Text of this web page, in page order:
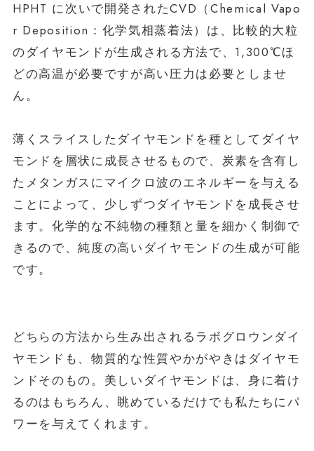
HPHT に次いで開発されたCVD（Chemical Vapo
r Deposition：化学気相蒸着法）は、比較的大粒
のダイヤモンドが生成される方法で、1,300℃ほ
どの高温が必要ですが高い圧力は必要としませ
ん。
薄くスライスしたダイヤモンドを種としてダイヤ
モンドを層状に成長させるもので、炭素を含有し
たメタンガスにマイクロ波のエネルギーを与える
ことによって、少しずつダイヤモンドを成長させ
ます。化学的な不純物の種類と量を細かく制御で
きるので、純度の高いダイヤモンドの生成が可能
です。
どちらの方法から生み出されるラボグロウンダイ
ヤモンドも、物質的な性質やかがやきはダイヤモ
ンドそのもの。美しいダイヤモンドは、身に着け
るのはもちろん、眺めているだけでも私たちにパ
ワーを与えてくれます。